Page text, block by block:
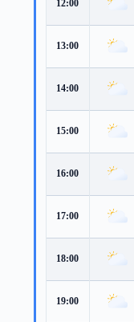
12:00
13:00
14:00
15:00
16:00
17:00
18:00
19:00